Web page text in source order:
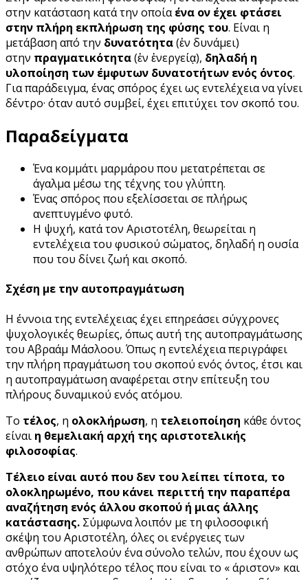
στην κατάσταση κατά την οποίαένα ον έχει φτάσει
στην πλήρη εκπλήρωση της φύσης του. Είναι η
μετάβαση από την δυνατότητα(ἐν δυνάμει)
στην πραγματικότητα(ἐν ἐνεργείᾳ), δηλαδή η
υλοποίηση των έμφυτων δυνατοτήτων ενός όντος.
Για παράδειγμα, ένας σπόρος έχει ως εντελέχεια να γίνει
δέντρο· όταν αυτό συμβεί, έχει επιτύχει τον σκοπό του.
Παραδείγματα
Ένα κομμάτι μαρμάρου που μετατρέπεται σε
άγαλμα μέσω της τέχνης του γλύπτη.
Ένας σπόρος που εξελίσσεται σε πλήρως
ανεπτυγμένο φυτό.
Η ψυχή, κατά τον Αριστοτέλη, θεωρείται η
εντελέχεια του φυσικού σώματος, δηλαδή η ουσία
που του δίνει ζωή και σκοπό.
Σχέση με την αυτοπραγμάτωση
Η έννοια της εντελέχειας έχει επηρεάσει σύγχρονες
ψυχολογικές θεωρίες, όπως αυτή της αυτοπραγμάτωσης
του Αβραάμ Μάσλοου. Όπως η εντελέχεια περιγράφει
την πλήρη πραγμάτωση του σκοπού ενός όντος, έτσι και
η αυτοπραγμάτωση αναφέρεται στην επίτευξη του
πλήρους δυναμικού ενός ατόμου.
Το τέλος, η ολοκλήρωση, η τελειοποίηση κάθε όντος
είναι η θεμελιακή αρχή της αριστοτελικής
φιλοσοφίας.
Τέλειο είναι αυτό που δεν του λείπει τίποτα, το
ολοκληρωμένο, που κάνει περιττή την παραπέρα
αναζήτηση ενός άλλου σκοπού ή μιας άλλης
κατάστασης. Σύμφωνα λοιπόν με τη φιλοσοφική
σκέψη του Αριστοτέλη, όλες οι ενέργειες των
ανθρώπων αποτελούν ένα σύνολο τελών, που έχουν ως
στόχο ένα υψηλότερο τέλος που είναι το «άριστον» και